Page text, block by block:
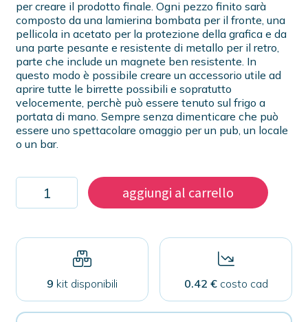
per creare il prodotto finale. Ogni pezzo finito sarà
composto da una lamierina bombata per il fronte, una
pellicola in acetato per la protezione della grafica e da
una parte pesante e resistente di metallo per il retro,
parte che include un magnete ben resistente. In
questo modo è possibile creare un accessorio utile ad
aprire tutte le birrette possibili e sopratutto
velocemente, perchè può essere tenuto sul frigo a
portata di mano. Sempre senza dimenticare che può
essere uno spettacolare omaggio per un pub, un locale
o un bar.
Kit
apribottiglie
59mm
aggiungi al carrello
9 kit disponibili 0.42 €costo cad